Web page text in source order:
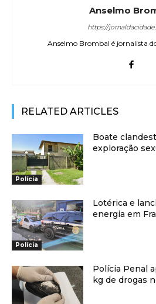
Anselmo
https://
Anselmo Brombal é jornalista
RELATED ARTICLES
Polícia
Boate
exploração
Polícia
Lotérica e
energia em
Polícia Penal
kg de drogas